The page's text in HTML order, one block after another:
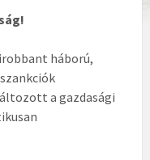
háború,
a gazdasági